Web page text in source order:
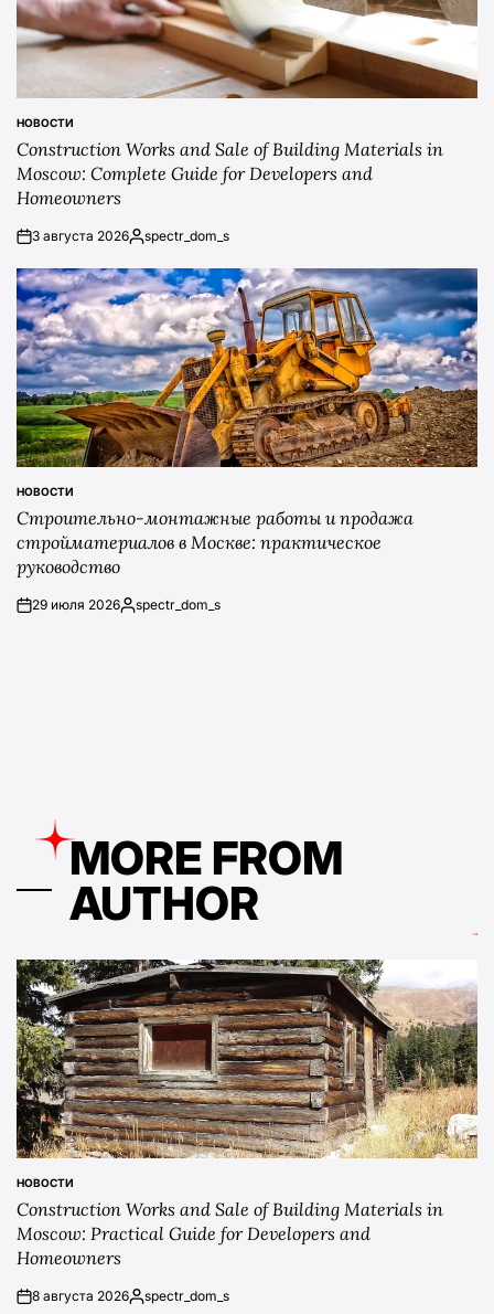
POSTED
IN
НОВОСТИ
Construction Works and Sale of Building Materials in
Moscow: Complete Guide for Developers and
Homeowners
on3 августа 2026Posted
spectr_dom_s
POSTED
IN
НОВОСТИ
Строительно-монтажные работы и продажа
стройматериалов в Москве: практическое
руководство
on29 июля 2026Posted
spectr_dom_s
MORE FROM
AUTHOR
POSTED
IN
НОВОСТИ
Construction Works and Sale of Building Materials in
Moscow: Practical Guide for Developers and
Homeowners
on8 августа 2026Posted
spectr_dom_s